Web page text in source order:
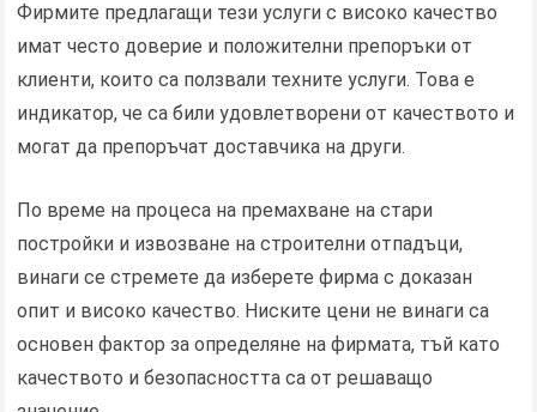
Фирмите предлагащи тези услуги с високо качество
имат често доверие и положителни препоръки от
клиенти, които са ползвали техните услуги. Това е
индикатор, че са били удовлетворени от качеството и
могат да препоръчат доставчика на други.
По време на процеса на премахване на стари
постройки и извозване на строителни отпадъци,
винаги се стремете да изберете фирма с доказан
опит и високо качество. Ниските цени не винаги са
основен фактор за определяне на фирмата, тъй като
качеството и безопасността са от решаващо